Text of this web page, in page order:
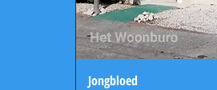
Jongbloed